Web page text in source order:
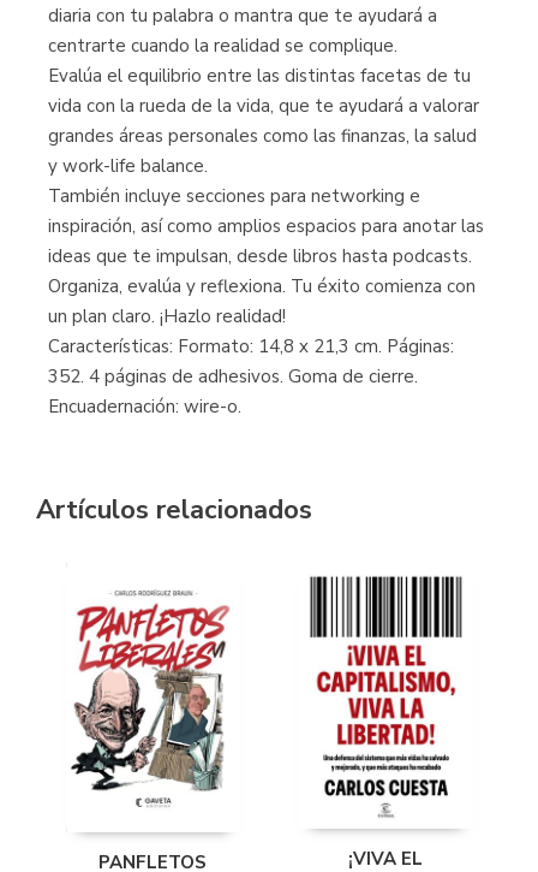
diaria con tu palabra o mantra que te ayudará a
centrarte cuando la realidad se complique.
Evalúa el equilibrio entre las distintas facetas de tu
vida con la rueda de la vida, que te ayudará a valorar
grandes áreas personales como las finanzas, la salud
y work-life balance.
También incluye secciones para networking e
inspiración, así como amplios espacios para anotar las
ideas que te impulsan, desde libros hasta podcasts.
Organiza, evalúa y reflexiona. Tu éxito comienza con
un plan claro. ¡Hazlo realidad!
Características: Formato: 14,8 x 21,3 cm. Páginas:
352. 4 páginas de adhesivos. Goma de cierre.
Encuadernación: wire-o.
Artículos relacionados
PANFLETOS ¡VIVA EL